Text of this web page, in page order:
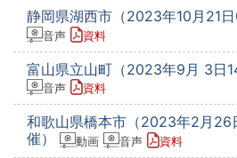
静岡県湖西市（2023年10月21日
音声 資料
富山県立山町（2023年9月 3日
音声 資料
和歌山県橋本市（2023年2月26
催）
動画 音声 資料